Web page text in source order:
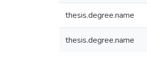
thesis.degree.name
thesis.degree.name